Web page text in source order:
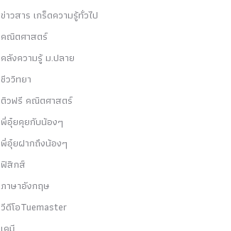
ข่าวสาร เกร็ดความรู้ทั่วไป
คณิตศาสตร์
คลังความรู้ ม.ปลาย
ชีววิทยา
ติวฟรี คณิตศาสตร์
พี่อุ๋ยคุยกับน้องๆ
พี่อุ๋ยฝากถึงน้องๆ
ฟิสิกส์
ภาษาอังกฤษ
วีดีโอTuemaster